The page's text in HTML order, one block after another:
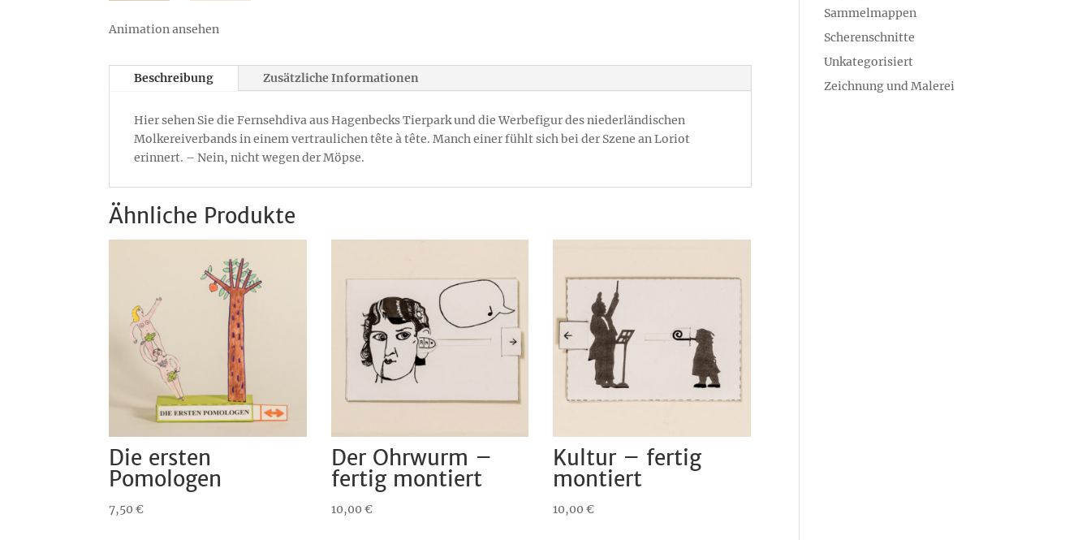
Animation ansehen
Beschreibung Zusätzliche Informationen
Hier sehen Sie die Fernsehdiva aus Hagenbecks Tierpark und die Werbefigur des niederländischen
Molkereiverbands in einem vertraulichen tête à tête. Manch einer fühlt sich bei der Szene an Loriot
erinnert. – Nein, nicht wegen der Möpse.
Ähnliche Produkte
Die ersten
Pomologen
7,50€
Der Ohrwurm –
fertig montiert
10,00 €
Kultur – fertig
montiert
10,00€
Sammelmappen
Scherenschnitte
Unkategorisiert
Zeichnung und Malerei